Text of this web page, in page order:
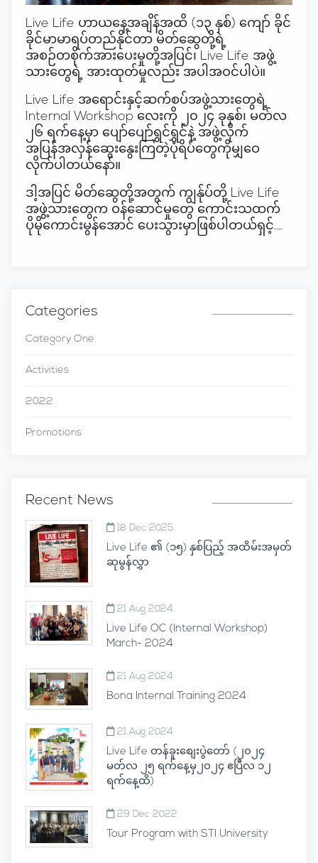
Live Life ဟာယနေ့အချိန်အထိ (၁၃ နှစ်)‌ ကျော် ခိုင်
ခိုင်မာမာရပ်တည်နိုင်တာ မိတ်ဆွေတို့ရဲ့
အစဉ်တစိုက်အားပေးမှုတို့အပြင်၊ Live Life အဖွဲ့
သားတွေရဲ့ အားထုတ်မှုလည်း အပါအဝင်ပါပဲ။
Live Life အရောင်းနှင့်ဆက်စပ်အဖွဲ့သားတွေရဲ့
Internal Workshop လေးကို ၂၀၂၄ ခုနှစ်၊ မတ်လ
၂၆ ရက်နေ့မှာ ပျော်ပျော်ရွှင်ရွှင်နဲ့ အဖွဲ့လိုက်
အပြန်အလှန်ဆွေးနွေးကြတဲ့ပုံရိပ်တွေကိုမျှဝေ
လိုက်ပါတယ်နော်။
ဒါ့အပြင် မိတ်ဆွေတို့အတွက် ကျွန်ုပ်တို့ Live Life
အဖွဲ့သားတွေက ဝန်ဆောင်မှုတွေ ကောင်းသထက်
ပိုမိုကောင်းမွန်အောင် ပေးသွားမှာဖြစ်ပါတယ်ရှင့်....
Categories
Category One
Activities
2022
Promotions
Recent News
18 Dec 2025
Live Life ၏ (၁၅) နှစ်ပြည့် အထိမ်းအမှတ်
ဆုမွန်လွှာ
21 Aug 2024
Live Life OC (Internal Workshop)
March- 2024
21 Aug 2024
Bona Internal Training 2024
21 Aug 2024
Live Life တန်ခူးစျေးပွဲတော် (၂၀၂၄
မတ်လ ၂၅ ရက်နေ့မှ၂၀၂၄ ဧပြီလ ၁၂
ရက်နေ့ထိ)
29 Dec 2022
Tour Program with STI University